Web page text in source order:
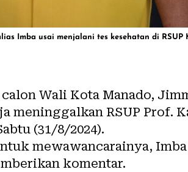
Imba usai menjalani tes kesehatan di RSUP
calon Wali Kota Manado,
meninggalkan RSUP Prof.
(31/8/2024).
mewawancarainya,
komentar.